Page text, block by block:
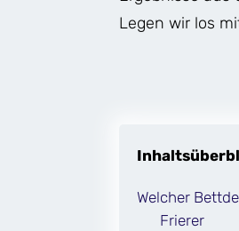
Legen wir los
Welcher
Frierer